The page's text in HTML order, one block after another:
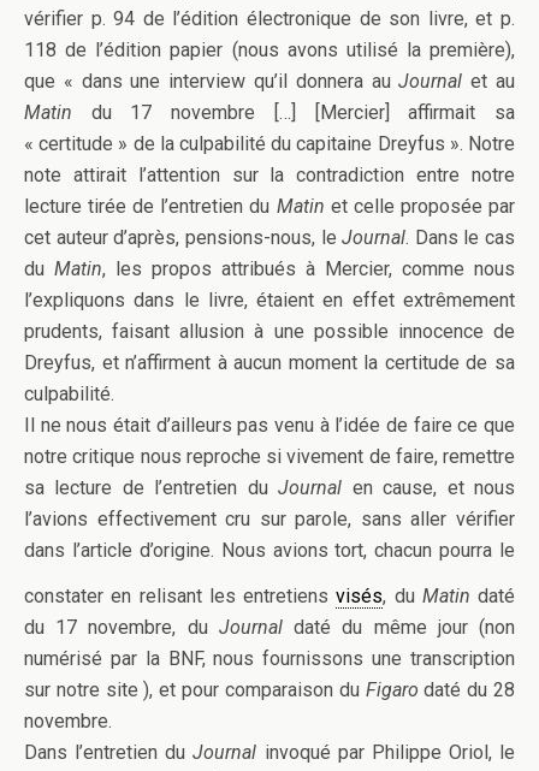
vérifier p. 94 de l’édition électronique de son livre, et p.
118 de l’édition papier (nous avons utilisé la première),
que « dans une interview qu’il donnera auJournal et au
Matin du 17 novembre […] [Mercier] affirmait sa
« certitude » de la culpabilité du capitaine Dreyfus ». Notre
note attirait l’attention sur la contradiction entre notre
lecture tirée de l’entretien du Matin et celle proposée par
cet auteur d’après, pensions-nous, leJournal. Dans le cas
du Matin, les propos attribués à Mercier, comme nous
l’expliquons dans le livre, étaient en effet extrêmement
prudents, faisant allusion à une possible innocence de
Dreyfus, et n’affirment à aucun moment la certitude de sa
culpabilité.
Il ne nous était d’ailleurs pas venu à l’idée de faire ce que
notre critique nous reproche si vivement de faire, remettre
sa lecture de l’entretien duJournal en cause, et nous
l’avions effectivement cru sur parole, sans aller vérifier
dans l’article d’origine. Nous avions tort, chacun pourra le
constater en relisant les entretiensvisés, du Matin daté
du 17 novembre, du Journaldaté du même jour (non
numérisé par la BNF, nous fournissons une transcription
sur notre site ), et pour comparaison du Figaro daté du 28
novembre.
Dans l’entretien duJournal invoqué par Philippe Oriol, le